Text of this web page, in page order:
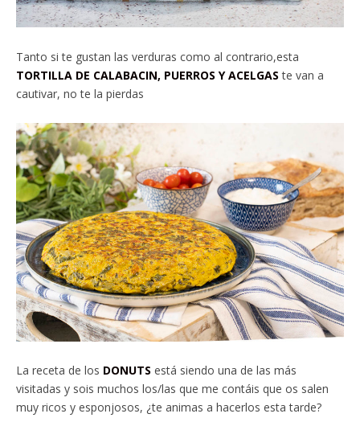
Tanto si te gustan las verduras como al contrario,esta
TORTILLA DE CALABACIN, PUERROS Y ACELGAS te van a
cautivar, no te la pierdas
La receta de los DONUTS está siendo una de las más
visitadas y sois muchos los/las que me contáis que os salen
muy ricos y esponjosos, ¿te animas a hacerlos esta tarde?